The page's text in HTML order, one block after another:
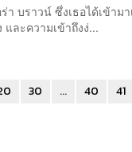
า บราวน์ ซึ่งเธอได้เข้า
และความเข้าถึงง่...
30 ... 40 41